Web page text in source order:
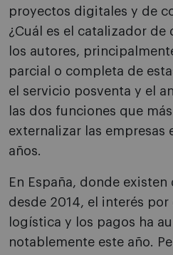
proyectos digitales y de
¿Cuál es el catalizador de
los autores,
parcial o completa de
el servicio posventa y el
las dos funciones que
externalizar las empresas
años.
En España, donde
desde 2014, el interés por
logística y los pagos ha
notablemente este año.